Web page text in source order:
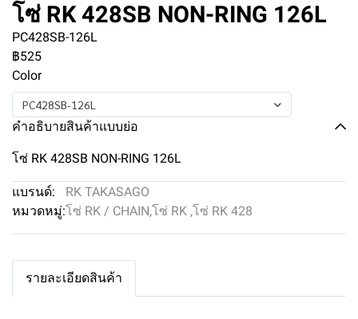
โซ่ RK 428SB NON-RING 126L
PC428SB-126L
฿525
Color
PC428SB-126L
คำอธิบายสินค้าแบบย่อ
โซ่ RK 428SB NON-RING 126L
แบรนด์:
RK TAKASAGO
หมวดหมู่:โซ่ RK / CHAIN,โซ่ RK ,โซ่ RK 428
รายละเอียดสินค้า